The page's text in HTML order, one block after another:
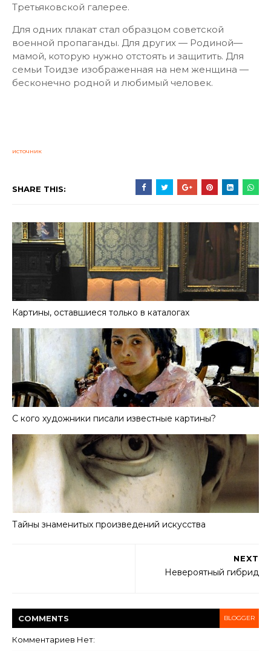
Третьяковской галерее.
Для одних плакат стал образцом советской
военной пропаганды. Для других — Родиной—
мамой, которую нужно отстоять и защитить. Для
семьи Тоидзе изображенная на нем женщина —
бесконечно родной и любимый человек.
источник
SHARE THIS:
Картины, оставшиеся только в каталогах
С кого художники писали известные картины?
Тайны знаменитых произведений искусства
NEXT
Невероятный гибрид
COMMENTS BLOGGER
Комментариев Нет: